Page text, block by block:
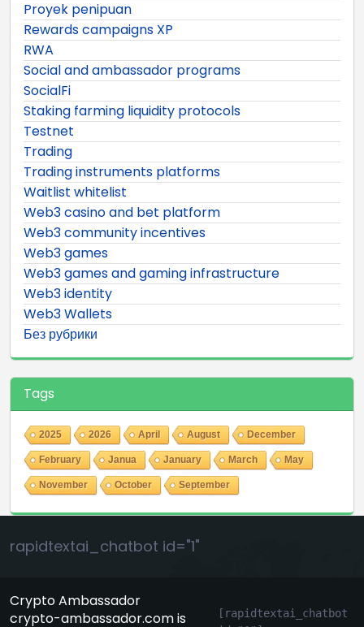
Proyek penipuan
Rewards campaigns XP
RWA
Social and ambassador programs
SocialFi
Staking farming liquidity protocols
Testnet
Trading
Trading instruments platforms
Waitlist whitelist
Web3 casino and bet platform
Web3 community incentives
Web3 games
Web3 games and gaming infrastructure
Web3 identity
Web3 Wallets
Без рубрики
Tags
2025 2026 April August December
February Janua January March May
November October September
rapidtextai_chatbot id="1"
Crypto Ambassador
crypto-ambassador.com is
[rapidtextai_chatbot